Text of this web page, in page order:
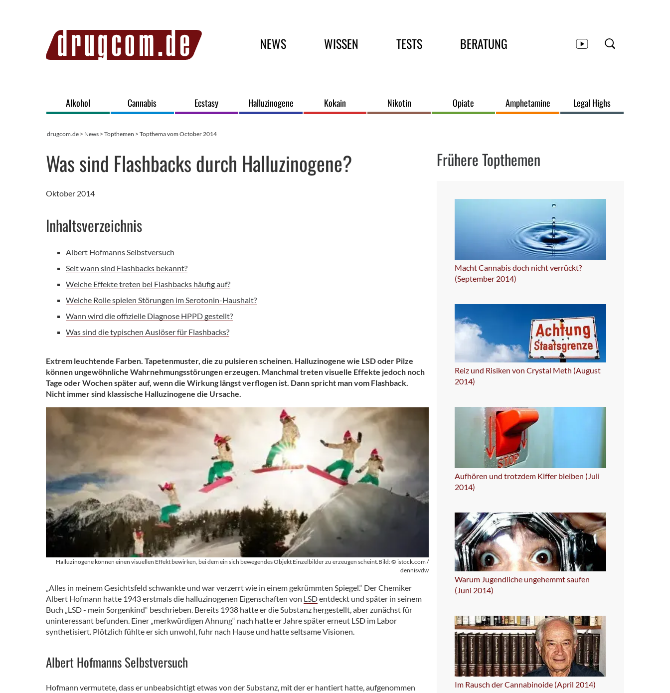
Hauptmenü
NEWS WISSEN TESTS BERATUNG
Alkohol Cannabis Ecstasy Halluzinogene Kokain Nikotin Opiate Amphetamine Legal Highs
drugcom.de > News > Topthemen > Topthema vom October 2014
Was sind Flashbacks durch Halluzinogene?
Oktober 2014
Inhaltsverzeichnis
Albert Hofmanns Selbstversuch
Seit wann sind Flashbacks bekannt?
Welche Effekte treten bei Flashbacks häufig auf?
Welche Rolle spielen Störungen im Serotonin-Haushalt?
Wann wird die offizielle Diagnose HPPD gestellt?
Was sind die typischen Auslöser für Flashbacks?
Extrem leuchtende Farben. Tapetenmuster, die zu pulsieren scheinen. Halluzinogene wie LSD oder Pilze
können ungewöhnliche Wahrnehmungsstörungen erzeugen. Manchmal treten visuelle Effekte jedoch noch
Tage oder Wochen später auf, wenn die Wirkung längst verflogen ist. Dann spricht man vom Flashback.
Nicht immer sind klassische Halluzinogene die Ursache.
Halluzinogene können einen visuellen Effekt bewirken, bei dem ein sich bewegendes Objekt Einzelbilder zu erzeugen scheint.Bild: © istock.com /
dennisvdw
„Alles in meinem Gesichtsfeld schwankte und war verzerrt wie in einem gekrümmten Spiegel.“ Der Chemiker
Albert Hofmann hatte 1943 erstmals die halluzinogenen Eigenschaften von LSDentdeckt und später in seinem
Buch „LSD - mein Sorgenkind“ beschrieben. Bereits 1938 hatte er die Substanz hergestellt, aber zunächst für
uninteressant befunden. Einer „merkwürdigen Ahnung“ nach hatte er Jahre später erneut LSD im Labor
synthetisiert. Plötzlich fühlte er sich unwohl, fuhr nach Hause und hatte seltsame Visionen.
Albert Hofmanns Selbstversuch
Hofmann vermutete, dass er unbeabsichtigt etwas von der Substanz, mit der er hantiert hatte, aufgenommen
Frühere Topthemen
Macht Cannabis doch nicht verrückt?
(September 2014)
Reiz und Risiken von Crystal Meth (August
2014)
Aufhören und trotzdem Kiffer bleiben (Juli
2014)
Warum Jugendliche ungehemmt saufen
(Juni 2014)
Im Rausch der Cannabinoide (April 2014)